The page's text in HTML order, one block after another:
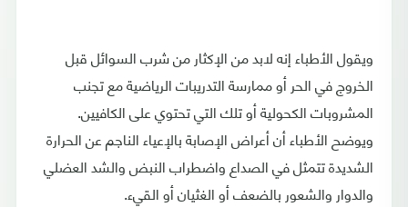
ويقول الأطباء إنه لابد من الإكثار من شرب السوائل قبل
الخروج في الحر أو ممارسة التدريبات الرياضية مع تجنب
المشروبات الكحولية أو تلك التي تحتوي على الكافيين.
ويوضح الأطباء أن أعراض الإصابة بالإعياء الناجم عن الحرارة
الشديدة تتمثل في الصداع واضطراب النبض والشد العضلي
والدوار والشعور بالضعف أو الغثيان أو القيء.